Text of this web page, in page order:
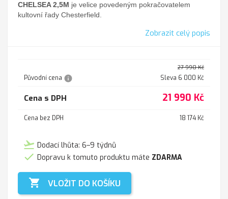
CHELSEA 2,5M je velice povedeným pokračovatelem
kultovní řady Chesterfield.
Zobrazit celý popis
Původní cena info
27 990 Kč
Sleva 6 000 Kč
Cena s DPH 21 990 Kč
Cena bez DPH 18 174 Kč
flight_takeoff Dodací lhůta: 6–9 týdnů
 Dopravu k tomuto produktu máte ZDARMA
 VLOŽIT DO KOŠÍKU